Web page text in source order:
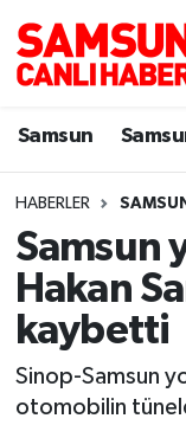
Samsun
HABERLER
Samsun
Hakan
kaybetti
Sinop-Samsun
otomobilin
Samsun
Sokak
Genel
Dünya
Samsun
Samsun
Samsun
Samsun
Süper Lig
Tüm